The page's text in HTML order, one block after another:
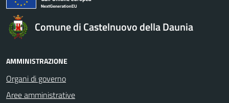
Comune di Castelnuovo della Daunia
AMMINISTRAZIONE
Organi di governo
Aree amministrative